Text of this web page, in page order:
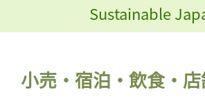
Sustainable
小売・宿泊・飲食・